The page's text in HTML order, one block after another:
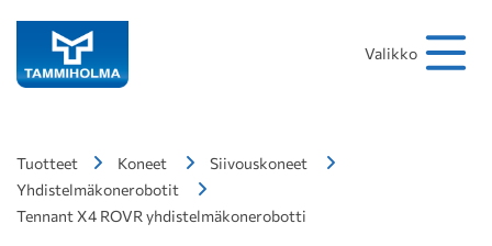
Valikko
Tuotteet Koneet
Siivouskoneet
Yhdistelmäkonerobotit
Tennant X4 ROVR yhdistelmäkonerobotti